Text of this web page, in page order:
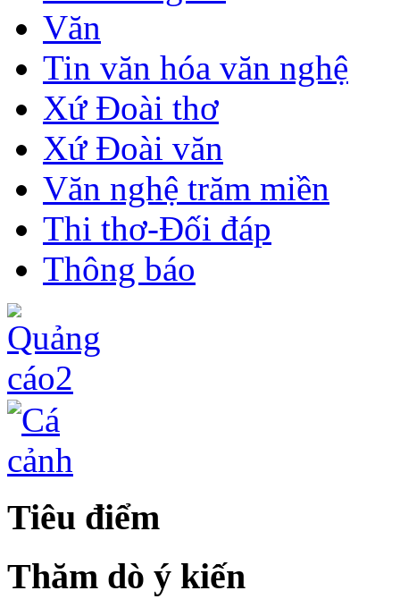
Văn
Tin văn hóa văn nghệ
Xứ Đoài thơ
Xứ Đoài văn
Văn nghệ trăm miền
Thi thơ-Đối đáp
Thông báo
Tiêu điểm
Thăm dò ý kiến